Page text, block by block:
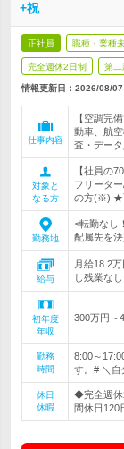
+祝
正社員 職種・業種
完全週休2日制 第二
情報更新日：2026/08/07
仕事内容
【空調完
動車、航
査・デー
対象と
なる方
【社員の
フリータ
の方(※) ★
勤務地
<転勤なし
配属先を
給与
月給18.2
し残業な
初年度
年収
300万円～
勤務
時間
8:00～
す。# ＼自
休日
休暇
◆完全週
間休日